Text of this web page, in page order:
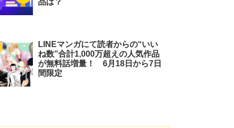
LINEマンガにて読者からの“いい
ね数”合計1,000万超えの人気作品
が無料話増量！ 6月18日から7日
間限定